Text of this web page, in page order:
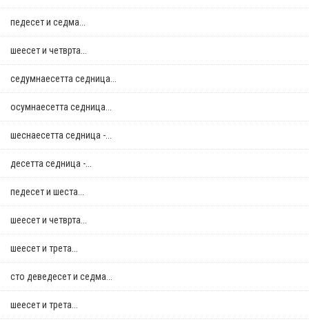
педесет и седма...
шеесет и четврта...
седумнаесетта седница...
осумнaесетта седница...
шеснаесетта седница -...
десетта седница -...
педесет и шеста...
шеесет и четврта...
шеесет и трета...
сто деведесет и седма...
шеесет и трета...